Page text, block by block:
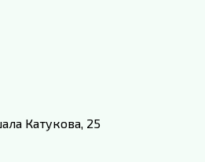
Катукова, 25